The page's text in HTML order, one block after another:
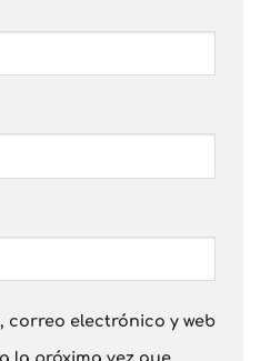
correo electrónico y web